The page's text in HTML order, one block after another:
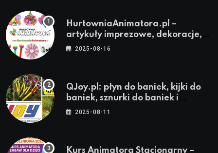
HurtowniaAnimatora.pl –
artykuły imprezowe, dekoracje,
stroje i akcesoria dla animatorów
2025-08-16
QJoy.pl: płyn do baniek, kijki do
baniek, sznurki do baniek i
zestawy do baniek
2025-08-11
Kurs Animatora Stacjonarny –